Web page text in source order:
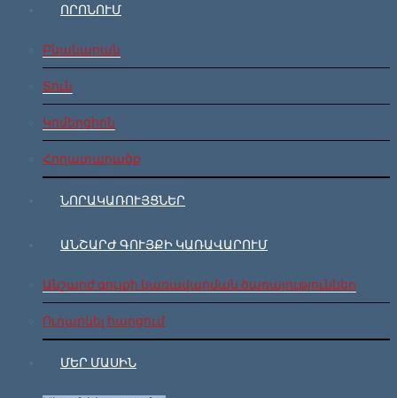
ՈՐՈՆՈՒՄ
Բնակարան
Տուն
Կոմերցիոն
Հողատարածք
ՆՈՐԱԿԱՌՈՒՅՑՆԵՐ
ԱՆՇԱՐԺ ԳՈՒՅՔԻ ԿԱՌԱՎԱՐՈՒՄ
Անշարժ գույքի կառավարման ծառայություններ
Ուղարկել հարցում
ՄԵՐ ՄԱՍԻՆ